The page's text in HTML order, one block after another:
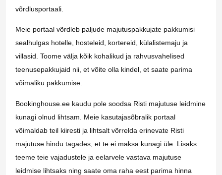
võrdlusportaali.
Meie portaal võrdleb paljude majutuspakkujate pakkumisi
sealhulgas hotelle, hosteleid, kortereid, külalistemaju ja
villasid. Toome välja kõik kohalikud ja rahvusvahelised
teenusepakkujaid nii, et võite olla kindel, et saate parima
võimaliku pakkumise.
Bookinghouse.ee kaudu pole soodsa Risti majutuse leidmine
kunagi olnud lihtsam. Meie kasutajasõbralik portaal
võimaldab teil kiiresti ja lihtsalt võrrelda erinevate Risti
majutuse hindu tagades, et te ei maksa kunagi üle. Lisaks
teeme teie vajadustele ja eelarvele vastava majutuse
leidmise lihtsaks ning saate oma raha eest parima hinna